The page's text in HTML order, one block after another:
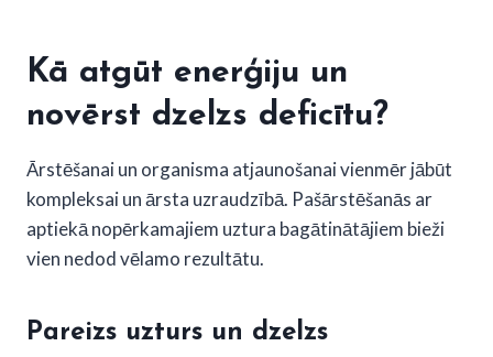
Kā atgūt enerģiju un
novērst dzelzs deficītu?
Ārstēšanai un organisma atjaunošanai vienmēr jābūt
kompleksai un ārsta uzraudzībā. Pašārstēšanās ar
aptiekā nopērkamajiem uztura bagātinātājiem bieži
vien nedod vēlamo rezultātu.
Pareizs uzturs un dzelzs